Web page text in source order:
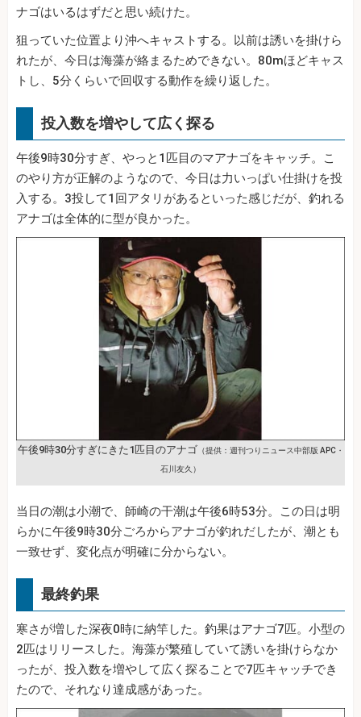
ナゴはいるはずだと思い続けた。
狙っていた位置より沖へキャストする。以前は誘いを掛けら
れたが、今日は海藻が絡まるためできない。80mほどキャス
トし、5分くらいで回収する動作を繰り返した。
投入数を増やして広く探る
午後9時30分すぎ、やっと1匹目のマアナゴをキャッチ。こ
のやり方が正解のようなので、今日は力いっぱい仕掛けを投
入する。3投して1回アタリがあるといった感じだが、釣れる
アナゴは全体的に型が良かった。
午後9時30分すぎにきた1匹目のアナゴ （提供：週刊つりニュース中部版 APC・
石川友久）
当日の潮は小潮で、師崎の干潮は午後6時53分。この日は明
らかに午後9時30分ごろからアナゴが釣れだしたが、潮とも
一致せず、変化点が明確に分からない。
最終釣果
寒さが増した深夜0時に納竿した。釣果はアナゴ7匹。小型の
2匹はリリースした。海藻が繁殖していて誘いを掛けらなか
ったが、投入数を増やして広く探ることで7匹キャッチでき
たので、それなり達成感があった。